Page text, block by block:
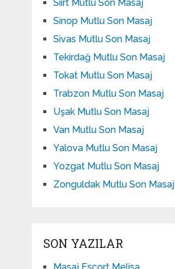
Siirt Mutlu Son Masaj
Sinop Mutlu Son Masaj
Sivas Mutlu Son Masaj
Tekirdağ Mutlu Son Masaj
Tokat Mutlu Son Masaj
Trabzon Mutlu Son Masaj
Uşak Mutlu Son Masaj
Van Mutlu Son Masaj
Yalova Mutlu Son Masaj
Yozgat Mutlu Son Masaj
Zonguldak Mutlu Son Masaj
SON YAZILAR